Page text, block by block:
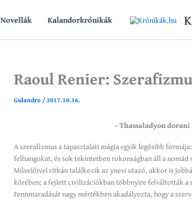
Novellák Kalandorkrónikák
Raoul Renier:
Gulandro/2017.10.16.
– Thassaladyon dorani
A szerafizmus a tapasztalati mágia egyik legősibb
felhangokat, és sok tekintetben rokonságban áll a nomád
Művelőivel ritkán találkozik az ynevi utazó, akkor is
körében; a fejlett civilizációkban többnyire felváltották a
Fennmaradását nagy mértékben akadályozta, hogy a